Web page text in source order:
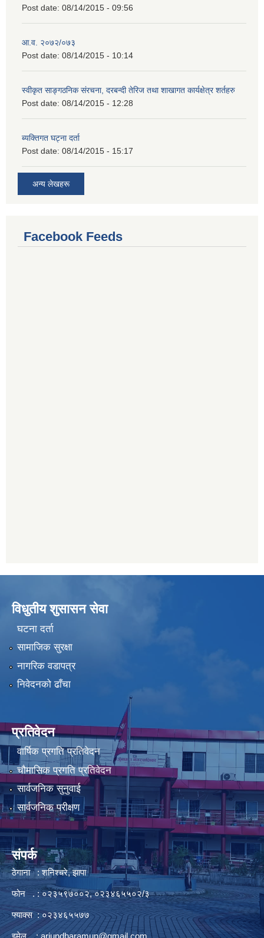
Post date: 08/14/2015 - 09:56
आ.व. २०७२/०७३
Post date: 08/14/2015 - 10:14
स्वीकृत साङ्गठनिक संरचना, दरबन्दी तेरिज तथा शाखागत कार्यक्षेत्र शर्तहरु
Post date: 08/14/2015 - 12:28
ब्यक्तिगत घट्ना दर्ता
Post date: 08/14/2015 - 15:17
अन्य लेखहरू
Facebook Feeds
विधुतीय शुसासन सेवा
घटना दर्ता
सामाजिक सुरक्षा
नागरिक वडापत्र
निवेदनको ढाँचा
प्रतिवेदन
वार्षिक प्रगति प्रतिवेदन
चौमासिक प्रगति प्रतिवेदन
सार्वजनिक सुनुवाई
सार्वजनिक परीक्षण
संपर्क
ठेगाना : शनिश्चरे, झापा
फोन . : ०२३५९७००२, ०२३४६५५०२/३
फ्याक्स : ०२३४६५५७७
इमेल :arjundharamun@gmail.com